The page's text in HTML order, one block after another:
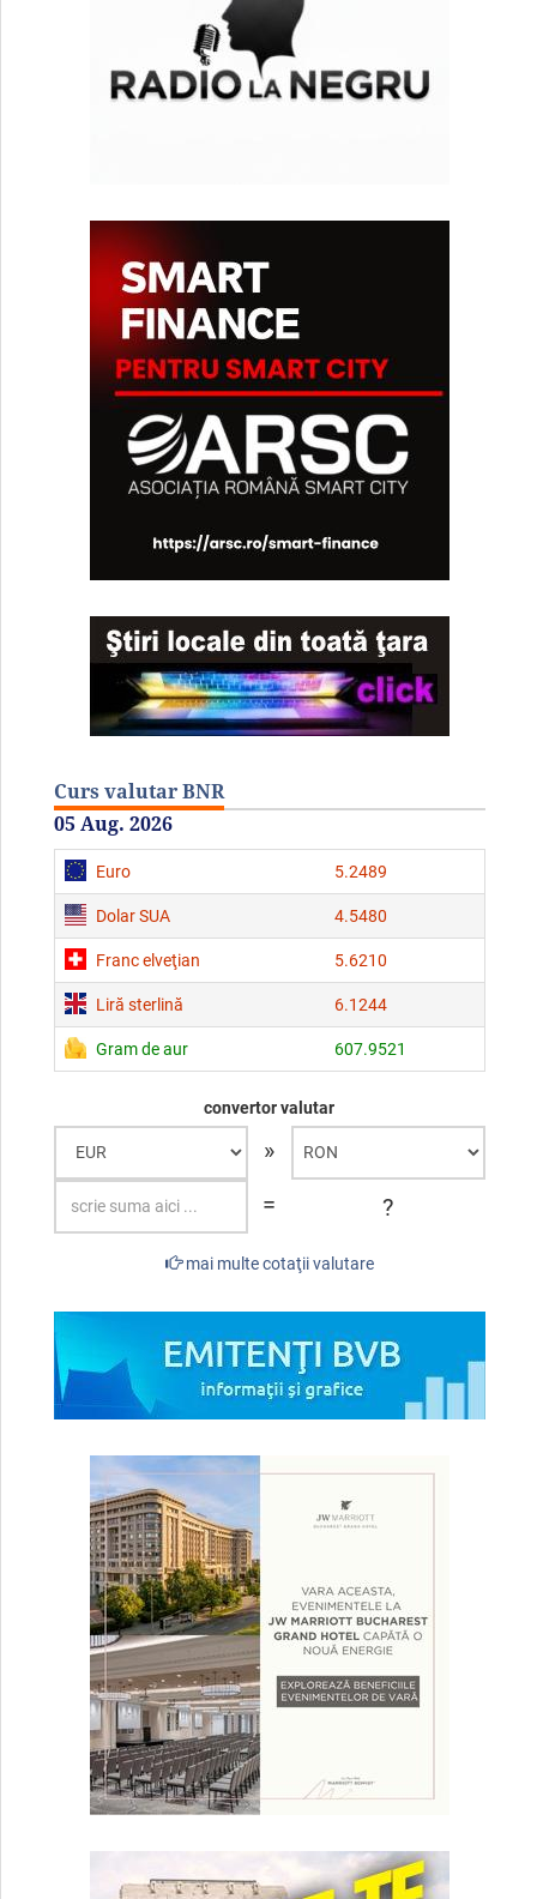
Curs valutar BNR
05 Aug. 2026
Euro 5.2489
Dolar SUA 4.5480
Franc elveţian 5.6210
Liră sterlină 6.1244
Gram de aur 607.9521
convertor valutar
»
=
?
mai multe cotaţii valutare